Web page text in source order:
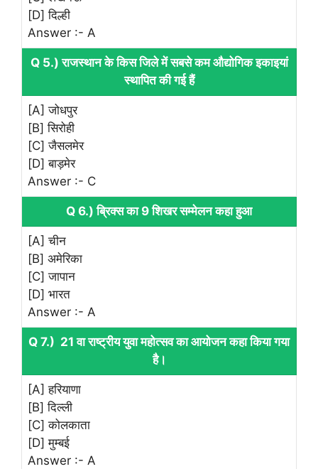
[D] दिल्ही
Answer :- A
Q 5.) राजस्थान के किस जिले में सबसे कम औद्योगिक इकाइयां
स्थापित की गई हैं
[A] जोधपुर
[B] सिरोही
[C] जैसलमेर
[D] बाड़मेर
Answer :- C
Q 6.) ब्रिक्स का 9 शिखर सम्मेलन कहा हुआ
[A] चीन
[B] अमेरिका
[C] जापान
[D] भारत
Answer :- A
Q 7.) 21 वा राष्ट्रीय युवा महोत्सव का आयोजन कहा किया गया
है।
[A] हरियाणा
[B] दिल्ली
[C] कोलकाता
[D] मुम्बई
Answer :- A